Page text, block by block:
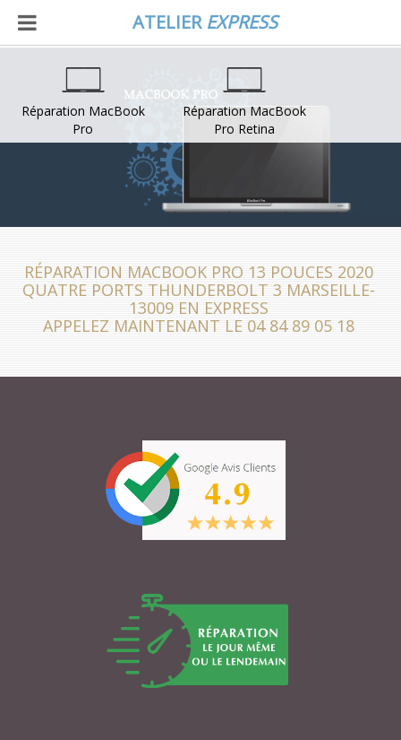
ATELIER EXPRESS
Réparation MacBook
Pro
Réparation MacBook
Pro Retina
RÉPARATION MACBOOK PRO 13 POUCES 2020
QUATRE PORTS THUNDERBOLT 3 MARSEILLE-
13009 EN EXPRESS
APPELEZ MAINTENANT LE 04 84 89 05 18